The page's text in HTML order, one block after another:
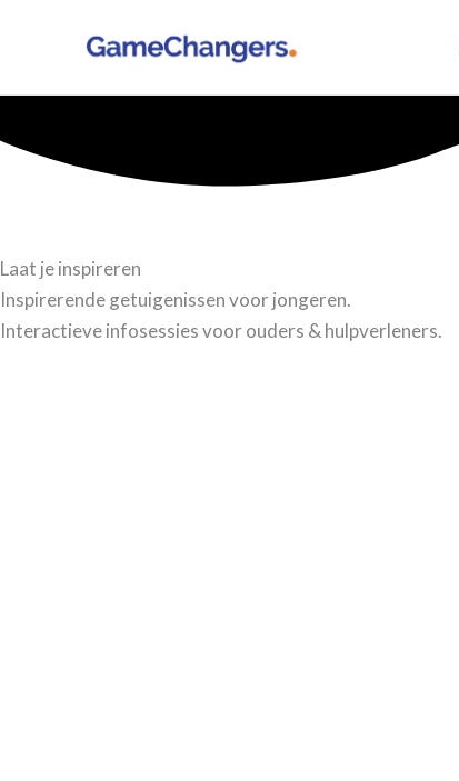
Laat je inspireren
Inspirerende getuigenissen voor jongeren.
Interactieve infosessies voor ouders & hulpverleners.